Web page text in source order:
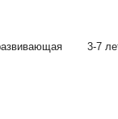
3-7